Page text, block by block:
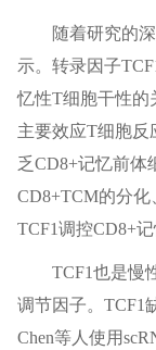
随着研究的
示。转录因子
忆性T细胞干性的
主要效应T细胞反
乏CD8+记忆前体
CD8+TCM的分
TCF1调控CD8+
TCF1也是慢
调节因子。TCF1
Chen等人使用